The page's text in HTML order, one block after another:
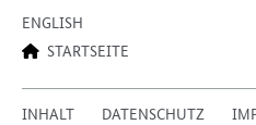
ENGLISH
STARTSEITE
INHALT DATENSCHUTZ